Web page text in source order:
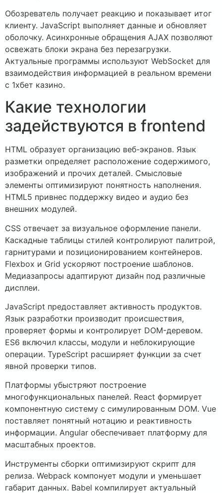
Обозреватель получает реакцию и показывает итог
клиенту. JavaScript выполняет данные и обновляет
оболочку. Асинхронные обращения AJAX позволяют
освежать блоки экрана без перезагрузки.
Актуальные программы используют WebSocket для
взаимодействия информацией в реальном времени
с 1хбет казино.
Какие технологии
задействуются в frontend
HTML образует организацию веб-экранов. Язык
разметки определяет расположение содержимого,
изображений и прочих деталей. Смысловые
элементы оптимизируют понятность наполнения.
HTML5 привнес поддержку видео и аудио без
внешних модулей.
CSS отвечает за визуальное оформление панели.
Каскадные таблицы стилей контролируют палитрой,
гарнитурами и позиционированием контейнеров.
Flexbox и Grid ускоряют построение шаблонов.
Медиазапросы адаптируют дизайн под различные
дисплеи.
JavaScript предоставляет активность продуктов.
Язык разработки производит происшествия,
проверяет формы и контролирует DOM-деревом.
ES6 включил классы, модули и неблокирующие
операции. TypeScript расширяет функции за счет
явной проверки типов.
Платформы убыстряют построение
многофункциональных панелей. React формирует
компонентную систему с симулированным DOM. Vue
поставляет понятный нотацию и реактивность
информации. Angular обеспечивает платформу для
масштабных проектов.
Инструменты сборки оптимизируют скрипт для
релиза. Webpack компонует модули и уменьшает
габарит данных. Babel компилирует актуальный